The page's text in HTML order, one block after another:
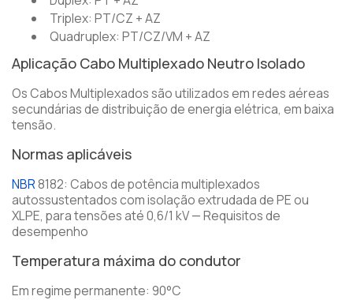
Triplex: PT/CZ + AZ
Quadruplex: PT/CZ/VM + AZ
Aplicação Cabo Multiplexado Neutro Isolado
Os Cabos Multiplexados são utilizados em redes aéreas
secundárias de distribuição de energia elétrica, em baixa
tensão.
Normas aplicáveis
NBR8182: Cabos de potência multiplexados
autossustentados com isolação extrudada de PE ou
XLPE, para tensões até 0,6/1 kV — Requisitos de
desempenho
Temperatura máxima do condutor
Em regime permanente: 90°C